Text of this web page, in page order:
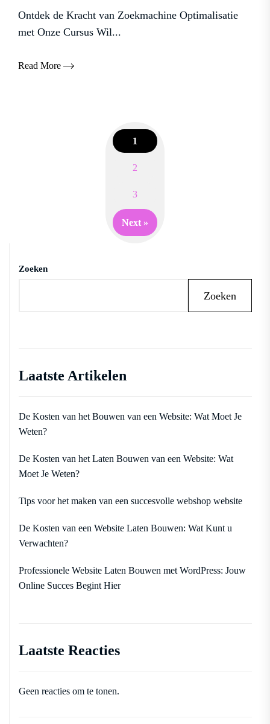
Ontdek de Kracht van Zoekmachine Optimalisatie
met Onze Cursus Wil...
Read More
navigation
1
2
3
Next »
Zoeken
Zoeken
Laatste Artikelen
De Kosten van het Bouwen van een Website: Wat Moet Je
Weten?
De Kosten van het Laten Bouwen van een Website: Wat
Moet Je Weten?
Tips voor het maken van een succesvolle webshop website
De Kosten van een Website Laten Bouwen: Wat Kunt u
Verwachten?
Professionele Website Laten Bouwen met WordPress: Jouw
Online Succes Begint Hier
Laatste Reacties
Geen reacties om te tonen.